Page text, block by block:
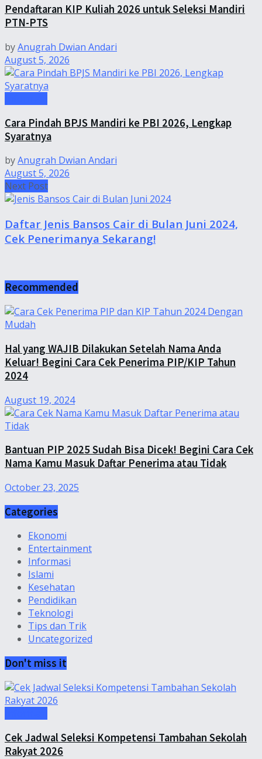
Pendaftaran KIP Kuliah 2026 untuk Seleksi Mandiri
PTN-PTS
byAnugrah Dwian Andari
August 5, 2026
Cara Pindah BPJS Mandiri ke PBI 2026, Lengkap
Syaratnya
byAnugrah Dwian Andari
August 5, 2026
Next Post
Daftar Jenis Bansos Cair di Bulan Juni 2024,
Cek Penerimanya Sekarang!
Recommended
Hal yang WAJIB Dilakukan Setelah Nama Anda
Keluar! Begini Cara Cek Penerima PIP/KIP Tahun
2024
August 19, 2024
Bantuan PIP 2025 Sudah Bisa Dicek! Begini Cara Cek
Nama Kamu Masuk Daftar Penerima atau Tidak
October 23, 2025
Categories
Ekonomi
Entertainment
Informasi
Islami
Kesehatan
Pendidikan
Teknologi
Tips dan Trik
Uncategorized
Don't miss it
Cek Jadwal Seleksi Kompetensi Tambahan Sekolah
Rakyat 2026